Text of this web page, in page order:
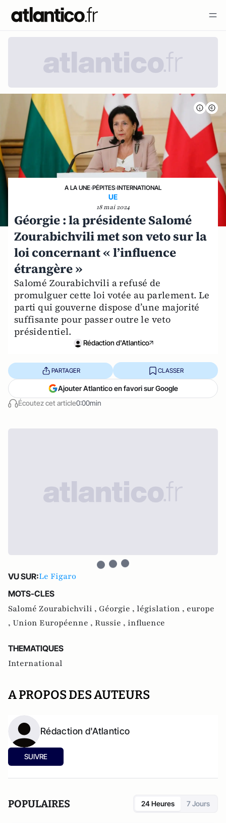
A LA UNE›PÉPITES›INTERNATIONAL
UE
18 mai 2024
Géorgie : la présidente Salomé
Zourabichvili met son veto sur la
loi concernant « l’influence
étrangère »
Salomé Zourabichvili a refusé de
promulguer cette loi votée au parlement. Le
parti qui gouverne dispose d’une majorité
suffisante pour passer outre le veto
présidentiel.
Rédaction d'Atlantico
Écoutez cet article0:00min
PARTAGER CLASSER
Ajouter Atlantico en favori sur Google
VU SUR:Le Figaro
MOTS-CLES
Salomé Zourabichvili , Géorgie , législation , europe
, Union Européenne , Russie , influence
THEMATIQUES
International
A PROPOS DES AUTEURS
Rédaction d'Atlantico
SUIVRE
POPULAIRES 24 Heures 7 Jours